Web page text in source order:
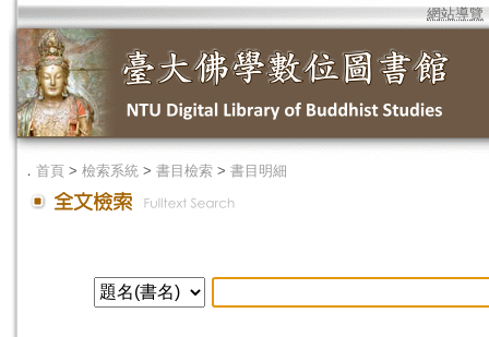
網站導覽
． 首頁 > 檢索系統 > 書目檢索 > 書目明細